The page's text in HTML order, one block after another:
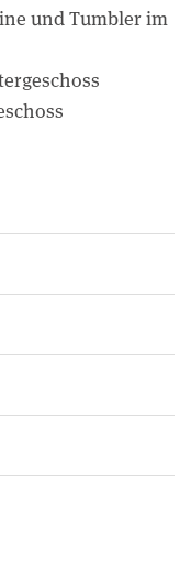
und Tumbler im